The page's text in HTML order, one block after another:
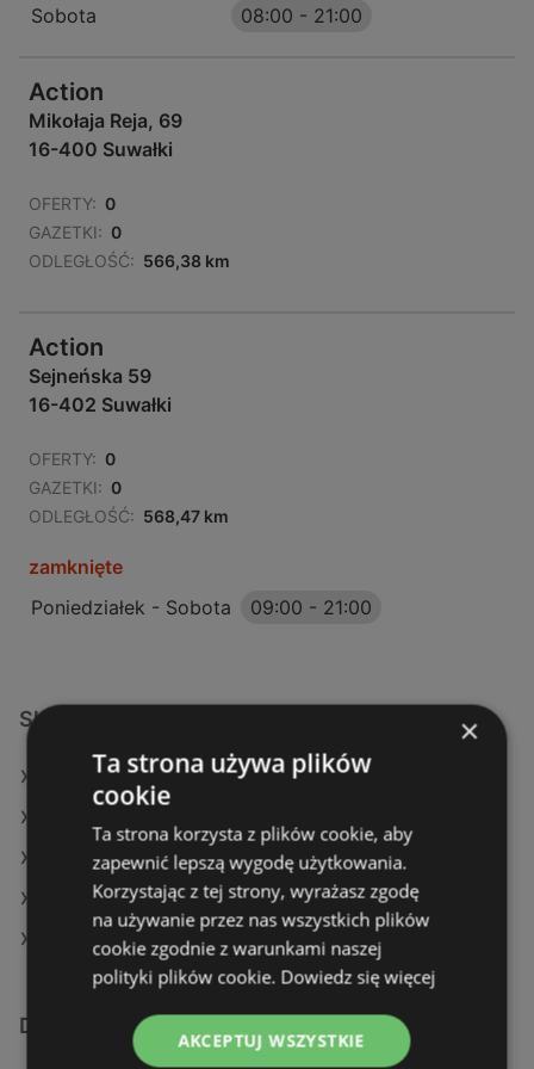
Sobota 08:00 - 21:00
Action
Mikołaja Reja, 69
16-400 Suwałki
OFERTY: 0
GAZETKI: 0
ODLEGŁOŚĆ: 566,38 km
Action
Sejneńska 59
16-402 Suwałki
OFERTY: 0
GAZETKI: 0
ODLEGŁOŚĆ: 568,47 km
zamknięte
Poniedziałek - Sobota
09:00 - 21:00
Sklepy Action w:
Action w Góra
Action w Sulechów
Action w Garwolin (Gmina)
Action w Pułtusk
Dodatkowe łącza
×
Ta strona używa plików
cookie
Ta strona korzysta z plików cookie, aby
zapewnić lepszą wygodę użytkowania.
Korzystając z tej strony, wyrażasz zgodę
na używanie przez nas wszystkich plików
cookie zgodnie z warunkami naszej
polityki plików cookie. Dowiedz się więcej
AKCEPTUJ WSZYSTKIE